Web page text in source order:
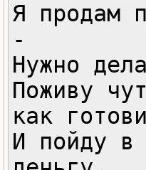
Я продам
-
Нужно
Поживу
как
И пойду в